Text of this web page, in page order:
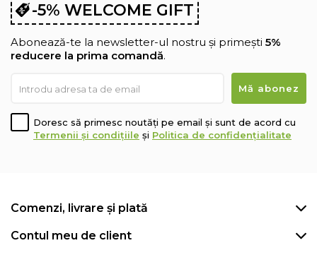
-5% WELCOME GIFT
Abonează-te la newsletter-ul nostru și primești 5%
reducere la prima comandă.
Doresc să primesc noutăți pe email și sunt de acord cu
Termenii și condițiile și Politica de confidențialitate
Comenzi, livrare și plată
Contul meu de client